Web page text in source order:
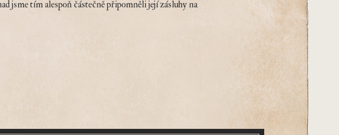
jsme tím alespoň částečně připomněli její zásluhy na